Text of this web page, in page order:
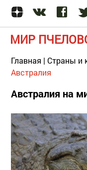
МИР
Главная | Страны и
Австралия
Австралия на